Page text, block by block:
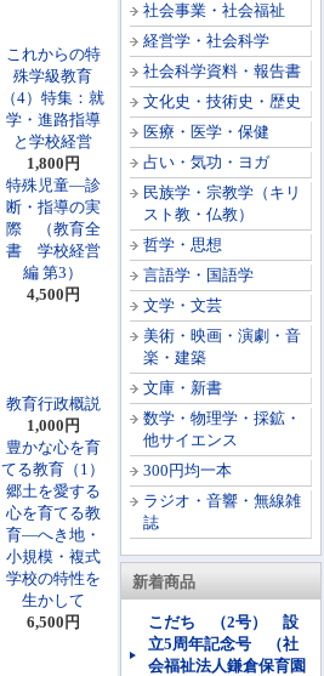
社会事業・社会福祉
経営学・社会科学
社会科学資料・報告書
文化史・技術史・歴史
医療・医学・保健
占い・気功・ヨガ
民族学・宗教学（キリ
スト教・仏教）
哲学・思想
言語学・国語学
文学・文芸
美術・映画・演劇・音
楽・建築
文庫・新書
数学・物理学・採鉱・
他サイエンス
300円均一本
ラジオ・音響・無線雑
誌
新着商品
こだち （2号） 設
立5周年記念号 （社
会福祉法人鎌倉保育園
これからの特
殊学級教育
（4）特集：就
学・進路指導
と学校経営
1,800円
特殊児童―診
断・指導の実
際 （教育全
書 学校経営
編 第3）
4,500円
教育行政概説
1,000円
豊かな心を育
てる教育（1）
郷土を愛する
心を育てる教
育―へき地・
小規模・複式
学校の特性を
生かして
6,500円